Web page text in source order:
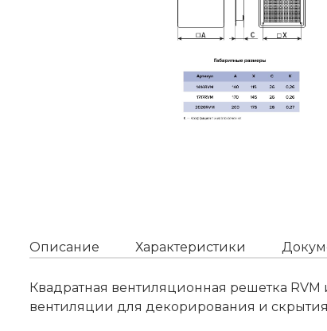
Описание Характеристики
Квадратная вентиляционная решетка
вентиляции для декорирования и